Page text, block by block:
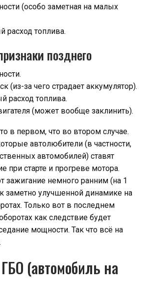
(особо заметная на малых
расход топлива.
позднего
(из-за чего страдает аккумулятор).
расход топлива.
(может вообще заклинить).
в первом, что во втором случае.
автолюбители (в частности,
автомобилей) ставят
при старте и прогреве мотора.
зажигание немного ранним (на 1
заметно улучшенной динамике на
Только вот в последнем
как следствие будет
мощности. Так что всё на
(автомобиль на